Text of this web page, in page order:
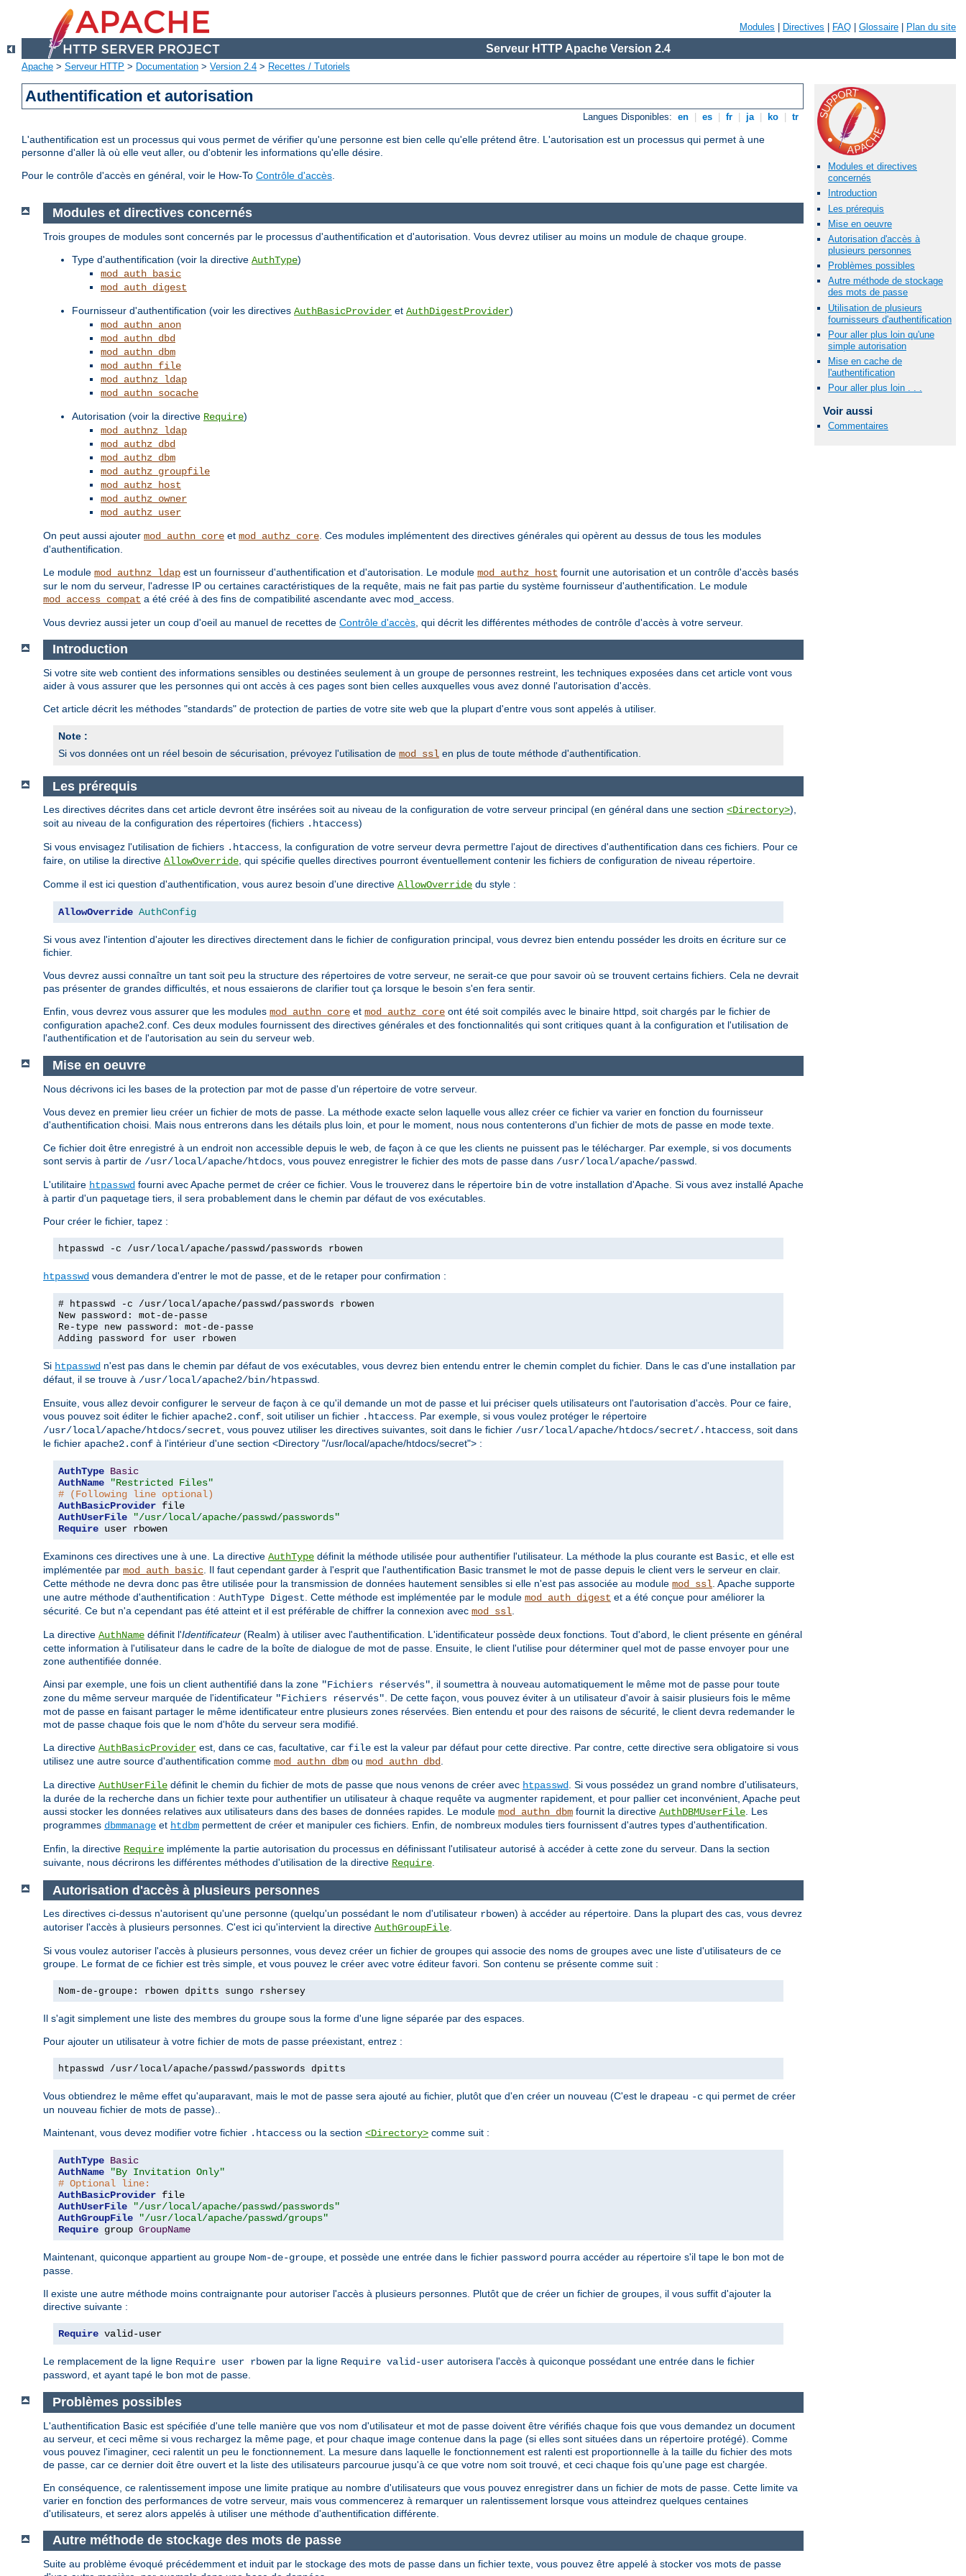
Modules Directives FAQ Glossaire Plan du site
Serveur HTTP Apache Version 2.4
Apache > Serveur HTTP > Documentation > Version 2.4 > Recettes / Tutoriels
Authentification et autorisation
Langues Disponibles: en es fr ja ko tr
L'authentification est un processus qui vous permet de vérifier qu'une personne est bien celle qu'elle prétend être. L'autorisation est un processus qui permet à une
personne d'aller là où elle veut aller, ou d'obtenir les informations qu'elle désire.
Pour le contrôle d'accès en général, voir le How-To Contrôle d'accès.
Modules et directives
concernés
Introduction
Les prérequis
Mise en oeuvre
Autorisation d'accès à
plusieurs personnes
Problèmes possibles
Autre méthode de stockage
des mots de passe
Utilisation de plusieurs
fournisseurs d'authentification
Pour aller plus loin qu'une
simple autorisation
Mise en cache de
l'authentification
Pour aller plus loin . . .
Voir aussi
Commentaires
Modules et directives concernés
Trois groupes de modules sont concernés par le processus d'authentification et d'autorisation. Vous devrez utiliser au moins un module de chaque groupe.
Type d'authentification (voir la directive AuthType)
mod_auth_basic
mod_auth_digest
Fournisseur d'authentification (voir les directives AuthBasicProvider et AuthDigestProvider)
mod_authn_anon
mod_authn_dbd
mod_authn_dbm
mod_authn_file
mod_authnz_ldap
mod_authn_socache
Autorisation (voir la directive Require)
mod_authnz_ldap
mod_authz_dbd
mod_authz_dbm
mod_authz_groupfile
mod_authz_host
mod_authz_owner
mod_authz_user
On peut aussi ajouter mod_authn_core et mod_authz_core . Ces modules implémentent des directives générales qui opèrent au dessus de tous les modules
d'authentification.
Le module mod_authnz_ldap est un fournisseur d'authentification et d'autorisation. Le module mod_authz_host fournit une autorisation et un contrôle d'accès basés
sur le nom du serveur, l'adresse IP ou certaines caractéristiques de la requête, mais ne fait pas partie du système fournisseur d'authentification. Le module
mod_access_compat a été créé à des fins de compatibilité ascendante avec mod_access.
Vous devriez aussi jeter un coup d'oeil au manuel de recettes de Contrôle d'accès , qui décrit les différentes méthodes de contrôle d'accès à votre serveur.
Introduction
Si votre site web contient des informations sensibles ou destinées seulement à un groupe de personnes restreint, les techniques exposées dans cet article vont vous
aider à vous assurer que les personnes qui ont accès à ces pages sont bien celles auxquelles vous avez donné l'autorisation d'accès.
Cet article décrit les méthodes "standards" de protection de parties de votre site web que la plupart d'entre vous sont appelés à utiliser.
Note :
Si vos données ont un réel besoin de sécurisation, prévoyez l'utilisation de mod_ssl en plus de toute méthode d'authentification.
Les prérequis
Les directives décrites dans cet article devront être insérées soit au niveau de la configuration de votre serveur principal (en général dans une section <Directory>),
soit au niveau de la configuration des répertoires (fichiers .htaccess)
Si vous envisagez l'utilisation de fichiers .htaccess, la configuration de votre serveur devra permettre l'ajout de directives d'authentification dans ces fichiers. Pour ce
faire, on utilise la directive AllowOverride, qui spécifie quelles directives pourront éventuellement contenir les fichiers de configuration de niveau répertoire.
Comme il est ici question d'authentification, vous aurez besoin d'une directive AllowOverride du style :
AllowOverride AuthConfig
Si vous avez l'intention d'ajouter les directives directement dans le fichier de configuration principal, vous devrez bien entendu posséder les droits en écriture sur ce
fichier.
Vous devrez aussi connaître un tant soit peu la structure des répertoires de votre serveur, ne serait-ce que pour savoir où se trouvent certains fichiers. Cela ne devrait
pas présenter de grandes difficultés, et nous essaierons de clarifier tout ça lorsque le besoin s'en fera sentir.
Enfin, vous devrez vous assurer que les modules mod_authn_core et mod_authz_core ont été soit compilés avec le binaire httpd, soit chargés par le fichier de
configuration apache2.conf. Ces deux modules fournissent des directives générales et des fonctionnalités qui sont critiques quant à la configuration et l'utilisation de
l'authentification et de l'autorisation au sein du serveur web.
Mise en oeuvre
Nous décrivons ici les bases de la protection par mot de passe d'un répertoire de votre serveur.
Vous devez en premier lieu créer un fichier de mots de passe. La méthode exacte selon laquelle vous allez créer ce fichier va varier en fonction du fournisseur
d'authentification choisi. Mais nous entrerons dans les détails plus loin, et pour le moment, nous nous contenterons d'un fichier de mots de passe en mode texte.
Ce fichier doit être enregistré à un endroit non accessible depuis le web, de façon à ce que les clients ne puissent pas le télécharger. Par exemple, si vos documents
sont servis à partir de /usr/local/apache/htdocs , vous pouvez enregistrer le fichier des mots de passe dans /usr/local/apache/passwd
L'utilitaire htpasswd fourni avec Apache permet de créer ce fichier. Vous le trouverez dans le répertoire bin de votre installation d'Apache. Si vous avez installé Apache
à partir d'un paquetage tiers, il sera probablement dans le chemin par défaut de vos exécutables.
Pour créer le fichier, tapez :
htpasswd -c /usr/local/apache/passwd/passwords rbowen
htpasswd vous demandera d'entrer le mot de passe, et de le retaper pour confirmation :
# htpasswd -c /usr/local/apache/passwd/passwords rbowen
New password: mot-de-passe
Re-type new password: mot-de-passe
Adding password for user rbowen
Si htpasswd n'est pas dans le chemin par défaut de vos exécutables, vous devrez bien entendu entrer le chemin complet du fichier. Dans le cas d'une installation par
défaut, il se trouve à /usr/local/apache2/bin/htpasswd
Ensuite, vous allez devoir configurer le serveur de façon à ce qu'il demande un mot de passe et lui préciser quels utilisateurs ont l'autorisation d'accès. Pour ce faire,
vous pouvez soit éditer le fichier apache2.conf , soit utiliser un fichier .htaccess . Par exemple, si vous voulez protéger le répertoire
/usr/local/apache/htdocs/secret , vous pouvez utiliser les directives suivantes, soit dans le fichier /usr/local/apache/htdocs/secret/.htaccess , soit dans
le fichier apache2.conf à l'intérieur d'une section <Directory "/usr/local/apache/htdocs/secret"> :
AuthType Basic
AuthName
"Restricted Files"
# (Following line optional)
AuthBasicProvider
AuthUserFile
"/usr/local/apache/passwd/passwords"
Require user rbowen
Examinons ces directives une à une. La directive AuthType définit la méthode utilisée pour authentifier l'utilisateur. La méthode la plus courante est Basic , et elle est
implémentée par mod_auth_basic . Il faut cependant garder à l'esprit que l'authentification Basic transmet le mot de passe depuis le client vers le serveur en clair.
Cette méthode ne devra donc pas être utilisée pour la transmission de données hautement sensibles si elle n'est pas associée au module mod_ssl . Apache supporte
une autre méthode d'authentification : AuthType Digest . Cette méthode est implémentée par le module mod_auth_digest et a été conçue pour améliorer la
sécurité. Ce but n'a cependant pas été atteint et il est préférable de chiffrer la connexion avec mod_ssl
La directive AuthName définit l'Identificateur (Realm) à utiliser avec l'authentification. L'identificateur possède deux fonctions. Tout d'abord, le client présente en général
cette information à l'utilisateur dans le cadre de la boîte de dialogue de mot de passe. Ensuite, le client l'utilise pour déterminer quel mot de passe envoyer pour une
zone authentifiée donnée.
Ainsi par exemple, une fois un client authentifié dans la zone "Fichiers réservés" , il soumettra à nouveau automatiquement le même mot de passe pour toute
zone du même serveur marquée de l'identificateur "Fichiers réservés" . De cette façon, vous pouvez éviter à un utilisateur d'avoir à saisir plusieurs fois le même
mot de passe en faisant partager le même identificateur entre plusieurs zones réservées. Bien entendu et pour des raisons de sécurité, le client devra redemander le
mot de passe chaque fois que le nom d'hôte du serveur sera modifié.
La directive AuthBasicProvider est, dans ce cas, facultative, car file est la valeur par défaut pour cette directive. Par contre, cette directive sera obligatoire si vous
utilisez une autre source d'authentification comme mod_authn_dbm ou mod_authn_dbd
La directive AuthUserFile définit le chemin du fichier de mots de passe que nous venons de créer avec htpasswd
. Si vous possédez un grand nombre d'utilisateurs,
la durée de la recherche dans un fichier texte pour authentifier un utilisateur à chaque requête va augmenter rapidement, et pour pallier cet inconvénient, Apache peut
aussi stocker les données relatives aux utilisateurs dans des bases de données rapides. Le module mod_authn_dbm fournit la directive AuthDBMUserFile . Les
programmes dbmmanage et htdbm permettent de créer et manipuler ces fichiers. Enfin, de nombreux modules tiers fournissent d'autres types d'authentification.
Enfin, la directive Require implémente la partie autorisation du processus en définissant l'utilisateur autorisé à accéder à cette zone du serveur. Dans la section
suivante, nous décrirons les différentes méthodes d'utilisation de la directive Require
Autorisation d'accès à plusieurs personnes
Les directives ci-dessus n'autorisent qu'une personne (quelqu'un possédant le nom d'utilisateur rbowen) à accéder au répertoire. Dans la plupart des cas, vous devrez
autoriser l'accès à plusieurs personnes. C'est ici qu'intervient la directive AuthGroupFile.
Si vous voulez autoriser l'accès à plusieurs personnes, vous devez créer un fichier de groupes qui associe des noms de groupes avec une liste d'utilisateurs de ce
groupe. Le format de ce fichier est très simple, et vous pouvez le créer avec votre éditeur favori. Son contenu se présente comme suit :
Nom-de-groupe: rbowen dpitts sungo rshersey
Il s'agit simplement une liste des membres du groupe sous la forme d'une ligne séparée par des espaces.
Pour ajouter un utilisateur à votre fichier de mots de passe préexistant, entrez :
htpasswd /usr/local/apache/passwd/passwords dpitts
Vous obtiendrez le même effet qu'auparavant, mais le mot de passe sera ajouté au fichier, plutôt que d'en créer un nouveau (C'est le drapeau -c qui permet de créer
un nouveau fichier de mots de passe)..
Maintenant, vous devez modifier votre fichier .htaccess ou la section <Directory> comme suit :
AuthType Basic
AuthName
"By Invitation Only"
# Optional line:
AuthBasicProvider
AuthUserFile
"/usr/local/apache/passwd/passwords"
AuthGroupFile
"/usr/local/apache/passwd/groups"
Require group GroupName
Maintenant, quiconque appartient au groupe Nom-de-groupe, et possède une entrée dans le fichier password pourra accéder au répertoire s'il tape le bon mot de
passe.
Il existe une autre méthode moins contraignante pour autoriser l'accès à plusieurs personnes. Plutôt que de créer un fichier de groupes, il vous suffit d'ajouter la
directive suivante :
Require valid-user
Le remplacement de la ligne Require user rbowen par la ligne Require valid-user autorisera l'accès à quiconque possédant une entrée dans le fichier
password, et ayant tapé le bon mot de passe.
Problèmes possibles
L'authentification Basic est spécifiée d'une telle manière que vos nom d'utilisateur et mot de passe doivent être vérifiés chaque fois que vous demandez un document
au serveur, et ceci même si vous rechargez la même page, et pour chaque image contenue dans la page (si elles sont situées dans un répertoire protégé). Comme
vous pouvez l'imaginer, ceci ralentit un peu le fonctionnement. La mesure dans laquelle le fonctionnement est ralenti est proportionnelle à la taille du fichier des mots
de passe, car ce dernier doit être ouvert et la liste des utilisateurs parcourue jusqu'à ce que votre nom soit trouvé, et ceci chaque fois qu'une page est chargée.
En conséquence, ce ralentissement impose une limite pratique au nombre d'utilisateurs que vous pouvez enregistrer dans un fichier de mots de passe. Cette limite va
varier en fonction des performances de votre serveur, mais vous commencerez à remarquer un ralentissement lorsque vous atteindrez quelques centaines
d'utilisateurs, et serez alors appelés à utiliser une méthode d'authentification différente.
Autre méthode de stockage des mots de passe
Suite au problème évoqué précédemment et induit par le stockage des mots de passe dans un fichier texte, vous pouvez être appelé à stocker vos mots de passe